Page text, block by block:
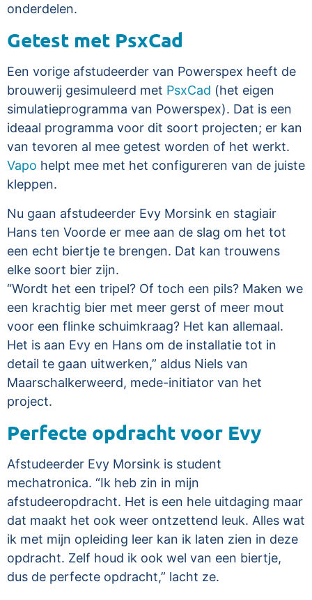
onderdelen.
Getest met PsxCad
Een vorige afstudeerder van Powerspex heeft de
brouwerij gesimuleerd met PsxCad (het eigen
simulatieprogramma van Powerspex). Dat is een
ideaal programma voor dit soort projecten; er kan
van tevoren al mee getest worden of het werkt.
Vapo helpt mee met het configureren van de juiste
kleppen.
Nu gaan afstudeerder Evy Morsink en stagiair
Hans ten Voorde er mee aan de slag om het tot
een echt biertje te brengen. Dat kan trouwens
elke soort bier zijn.
“Wordt het een tripel? Of toch een pils? Maken we
een krachtig bier met meer gerst of meer mout
voor een flinke schuimkraag? Het kan allemaal.
Het is aan Evy en Hans om de installatie tot in
detail te gaan uitwerken,” aldus Niels van
Maarschalkerweerd, mede-initiator van het
project.
Perfecte opdracht voor Evy
Afstudeerder Evy Morsink is student
mechatronica. “Ik heb zin in mijn
afstudeeropdracht. Het is een hele uitdaging maar
dat maakt het ook weer ontzettend leuk. Alles wat
ik met mijn opleiding leer kan ik laten zien in deze
opdracht. Zelf houd ik ook wel van een biertje,
dus de perfecte opdracht,” lacht ze.